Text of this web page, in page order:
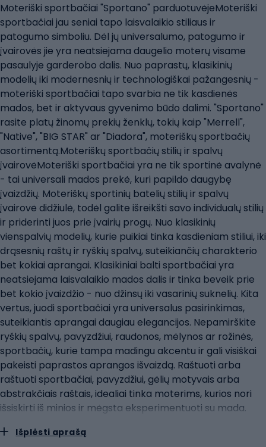
Moteriški sportbačiai "Sportano" parduotuvėjeMoteriški
sportbačiai jau seniai tapo laisvalaikio stiliaus ir
patogumo simboliu. Dėl jų universalumo, patogumo ir
įvairovės jie yra neatsiejama daugelio moterų visame
pasaulyje garderobo dalis. Nuo paprastų, klasikinių
modelių iki modernesnių ir technologiškai pažangesnių -
moteriški sportbačiai tapo svarbia ne tik kasdienės
mados, bet ir aktyvaus gyvenimo būdo dalimi. "Sportano"
rasite platų žinomų prekių ženklų, tokių kaip "Merrell",
"Native", "BIG STAR" ar "Diadora", moteriškų sportbačių
asortimentą.Moteriškų sportbačių stilių ir spalvų
įvairovėMoteriški sportbačiai yra ne tik sportinė avalynė
- tai universali mados prekė, kuri papildo daugybę
įvaizdžių. Moteriškų sportinių batelių stilių ir spalvų
įvairovė didžiulė, todėl galite išreikšti savo individualų stilių
ir priderinti juos prie įvairių progų. Nuo klasikinių
vienspalvių modelių, kurie puikiai tinka kasdieniam stiliui, iki
drąsesnių raštų ir ryškių spalvų, suteikiančių charakterio
bet kokiai aprangai. Klasikiniai balti sportbačiai yra
neatsiejama laisvalaikio mados dalis ir tinka beveik prie
bet kokio įvaizdžio - nuo džinsų iki vasarinių suknelių. Kita
vertus, juodi sportbačiai yra universalus pasirinkimas,
suteikiantis aprangai daugiau elegancijos. Nepamirškite
ryškių spalvų, pavyzdžiui, raudonos, mėlynos ar rožinės,
sportbačių, kurie tampa madingu akcentu ir gali visiškai
pakeisti paprastos aprangos išvaizdą. Raštuoti arba
raštuoti sportbačiai, pavyzdžiui, gėlių motyvais arba
abstrakčiais raštais, idealiai tinka moterims, kurios nori
išsiskirti iš minios ir mėgsta eksperimentuoti su mada.
puikus pasirinkimas vakariniams pasivaikščiojimams, kai
Išplėsti aprašą